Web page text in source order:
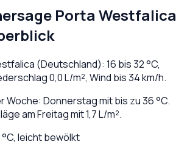
Porta Westfalica
(Deutschland): 16 bis32°C,
0,0L/m², Wind bis34km/h.
Woche: Donnerstag mit bis zu 36 °C.
am Freitag mit 1,7 L/m².
°C, leicht bewölkt